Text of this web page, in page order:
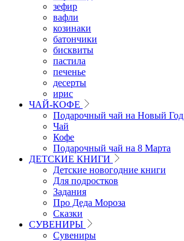
зефир
вафли
козинаки
батончики
бисквиты
пастила
печенье
десерты
ирис
ЧАЙ-КОФЕ
Подарочный чай на Новый Год
Чай
Кофе
Подарочный чай на 8 Марта
ДЕТСКИЕ КНИГИ
Детские новогодние книги
Для подростков
Задания
Про Деда Мороза
Сказки
СУВЕНИРЫ
Сувениры